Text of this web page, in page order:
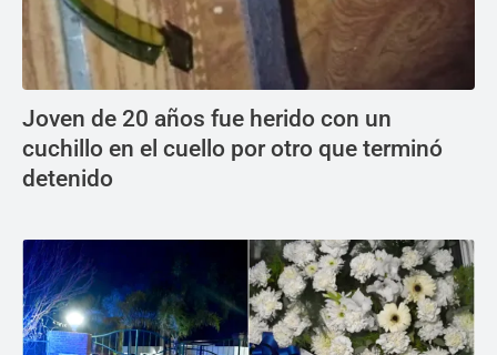
Joven de 20 años fue herido con un
cuchillo en el cuello por otro que terminó
detenido